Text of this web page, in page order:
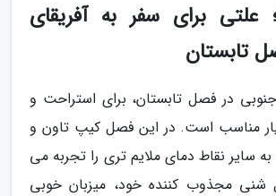
علتی برای سفر به آفریقای
تابستان
در فصل تابستان، برای استراحت و
مناسب است. در این فصل کیپ تاون و
سایر نقاط دمای ملایم تری را تجربه می
شنی مجذوب کننده خود، میزبان خوبی